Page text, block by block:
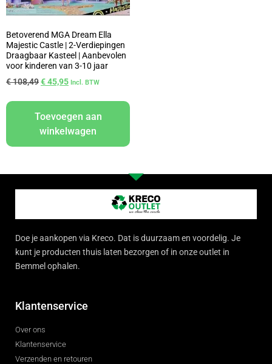
Betoverend MGA Dream Ella
Majestic Castle | 2-Verdiepingen
Draagbaar Kasteel | Aanbevolen
voor kinderen van 3-10 jaar
€108,49€45,95 Incl. BTW
Toevoegen aan
winkelwagen
Doe je aankopen via Kreco. Dat is duurzaam en voordelig. Je
kunt je producten thuis laten bezorgen of in onze outlet in
Bemmel ophalen.
Klantenservice
Over ons
Klantenservice
Verzenden en retouren